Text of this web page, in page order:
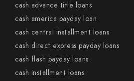
cash advance title loans
cash america payday loan
cash central installment loans
cash direct express payday loans
cash flash payday loans
cash installment loans